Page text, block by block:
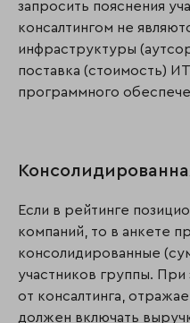
запросить пояснения
консалтингом не
инфраструктуры
поставка (стоимость)
программного
Если в рейтинге
компаний, то в анкете
консолидированные
участников группы.
от консалтинга,
должен включать